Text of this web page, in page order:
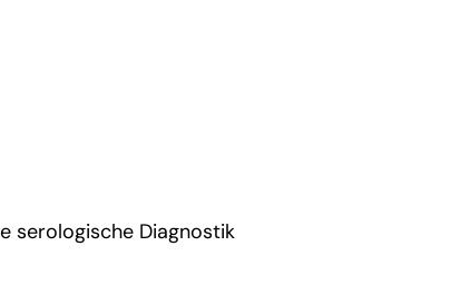
serologische Diagnostik